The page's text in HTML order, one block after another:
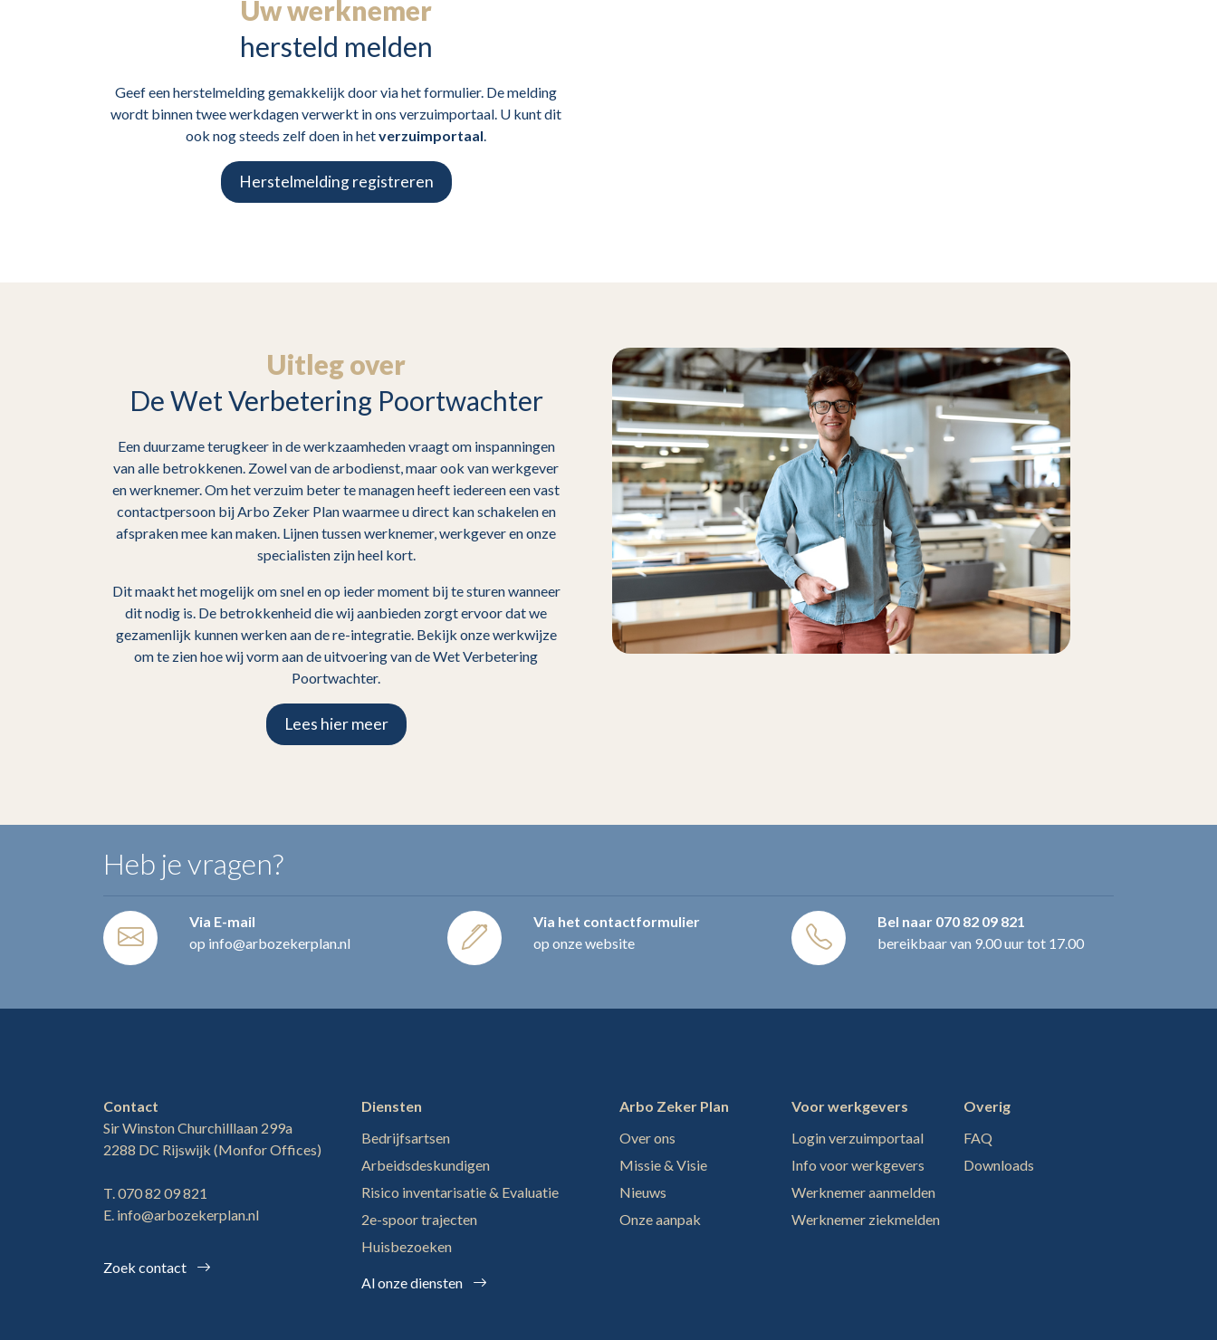
Uw werknemer
hersteld melden
Geef een herstelmelding gemakkelijk door via het formulier. De melding
wordt binnen twee werkdagen verwerkt in ons verzuimportaal. U kunt dit
ook nog steeds zelf doen in hetverzuimportaal.
Herstelmelding registreren
Uitleg over
De Wet Verbetering Poortwachter
Een duurzame terugkeer in de werkzaamheden vraagt om inspanningen
van alle betrokkenen. Zowel van de arbodienst, maar ook van werkgever
en werknemer. Om het verzuim beter te managen heeft iedereen een vast
contactpersoon bij Arbo Zeker Plan waarmee u direct kan schakelen en
afspraken mee kan maken. Lijnen tussen werknemer, werkgever en onze
specialisten zijn heel kort.
Dit maakt het mogelijk om snel en op ieder moment bij te sturen wanneer
dit nodig is. De betrokkenheid die wij aanbieden zorgt ervoor dat we
gezamenlijk kunnen werken aan de re-integratie. Bekijk onze werkwijze
om te zien hoe wij vorm aan de uitvoering van de Wet Verbetering
Poortwachter.
Lees hier meer
Heb je vragen?
Via E-mail
op info@arbozekerplan.nl
Via het contactformulier
op onze website
Bel naar 070 82 09 821
bereikbaar van 9.00 uur tot 17.00
Contact
Sir Winston Churchilllaan 299a
2288 DC Rijswijk (Monfor Offices)
T. 070 82 09 821
E. info@arbozekerplan.nl
Zoek contact
Diensten
Bedrijfsartsen
Arbeidsdeskundigen
Risico inventarisatie & Evaluatie
2e-spoor trajecten
Huisbezoeken
Al onze diensten
Arbo Zeker Plan
Over ons
Missie & Visie
Nieuws
Onze aanpak
Voor werkgevers
Login verzuimportaal
Info voor werkgevers
Werknemer aanmelden
Werknemer ziekmelden
Overig
FAQ
Downloads